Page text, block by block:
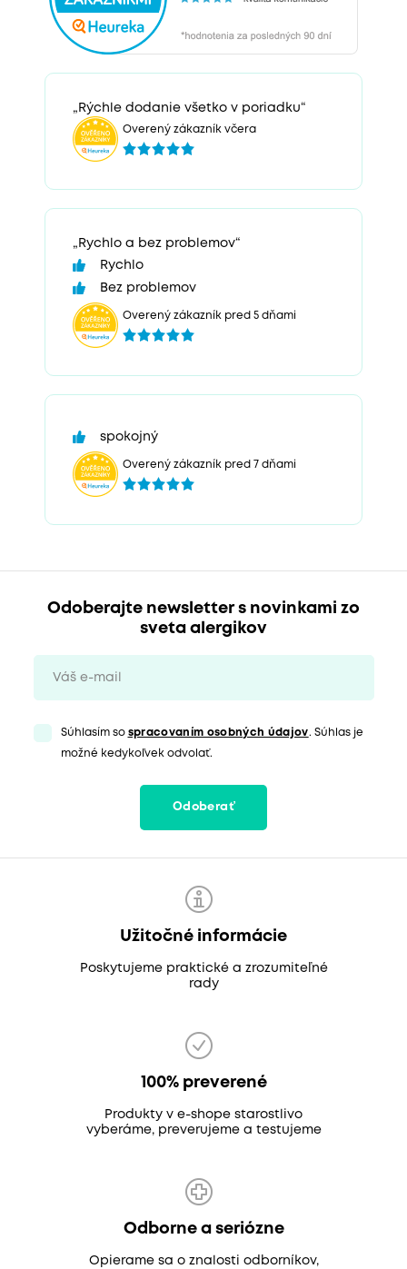
„Rýchle dodanie všetko v poriadku“
Overený zákazník včera
„Rychlo a bez problemov“
Rychlo
Bez problemov
Overený zákazník pred 5 dňami
spokojný
Overený zákazník pred 7 dňami
Odoberajte newsletter s novinkami zo
sveta alergikov
Súhlasím so spracovaním osobných údajov. Súhlas je
možné kedykoľvek odvolať.
Odoberať
Užitočné informácie
Poskytujeme praktické a zrozumiteľné
rady
100% preverené
Produkty v e-shope starostlivo
vyberáme, preverujeme a testujeme
Odborne a seriózne
Opierame sa o znalosti odborníkov,